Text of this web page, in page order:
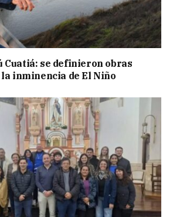
Cuatiá: se definieron obras
inminencia de El Niño